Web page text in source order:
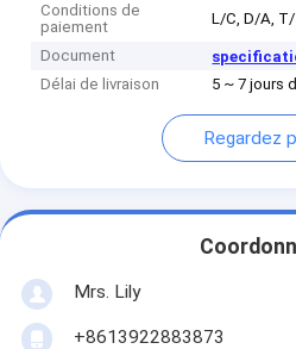
Conditions de
paiement
L/C, D/A, T/
Document
Délai de livraison
5 ~ 7 jours
Regardez
Mrs. Lily
+8613922883873